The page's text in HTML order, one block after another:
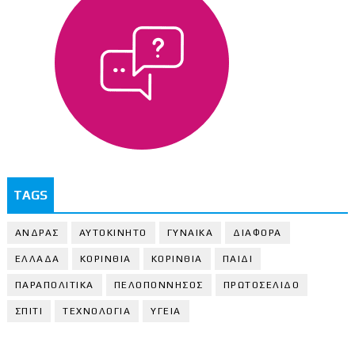
TAGS
ΑΝΔΡΑΣ ΑΥΤΟΚΙΝΗΤΟ ΓΥΝΑΙΚΑ ΔΙΑΦΟΡΑ
ΕΛΛΑΔΑ ΚΟΡΙΝΘΙΑ ΚΟΡΙΝΘΙA ΠΑΙΔΙ
ΠΑΡΑΠΟΛΙΤΙΚΑ ΠΕΛΟΠΟΝΝΗΣΟΣ ΠΡΩΤΟΣΕΛΙΔΟ
ΣΠΙΤΙ ΤΕΧΝΟΛΟΓΙΑ ΥΓΕΙΑ